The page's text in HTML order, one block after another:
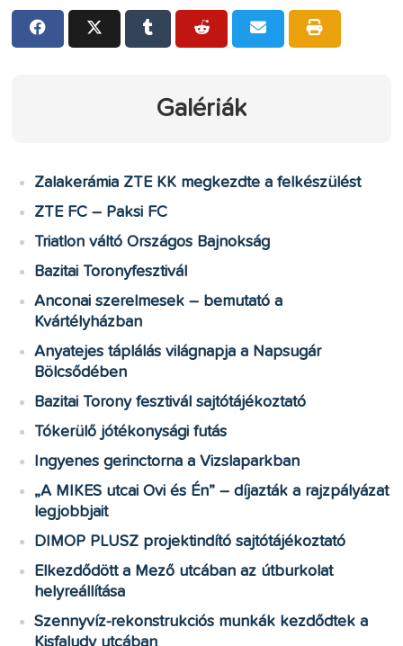
Galériák
Zalakerámia ZTE KK megkezdte a felkészülést
ZTE FC – Paksi FC
Triatlon váltó Országos Bajnokság
Bazitai Toronyfesztivál
Anconai szerelmesek – bemutató a
Kvártélyházban
Anyatejes táplálás világnapja a Napsugár
Bölcsődében
Bazitai Torony fesztivál sajtótájékoztató
Tókerülő jótékonysági futás
Ingyenes gerinctorna a Vizslaparkban
„A MIKES utcai Ovi és Én” – díjazták a rajzpályázat
legjobbjait
DIMOP PLUSZ projektindító sajtótájékoztató
Elkezdődött a Mező utcában az útburkolat
helyreállítása
Szennyvíz-rekonstrukciós munkák kezdődtek a
Kisfaludy utcában